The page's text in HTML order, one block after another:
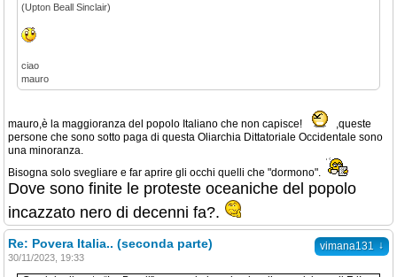
(Upton Beall Sinclair)
ciao
mauro
mauro,è la maggioranza del popolo Italiano che non capisce!
,queste
persone che sono sotto paga di questa Oliarchia Dittatoriale Occidentale sono
una minoranza.
Bisogna solo svegliare e far aprire gli occhi quelli che "dormono".
Dove sono finite le proteste oceaniche del popolo
incazzato nero di decenni fa?.
vimana131 ↓
Re: Povera Italia.. (seconda parte)
30/11/2023, 19:33